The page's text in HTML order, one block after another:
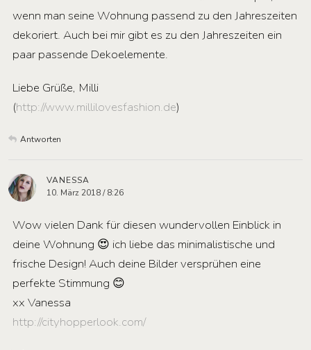
wenn man seine Wohnung passend zu den Jahreszeiten
dekoriert. Auch bei mir gibt es zu den Jahreszeiten ein
paar passende Dekoelemente.
Liebe Grüße, Milli
(http://www.millilovesfashion.de)
Antworten
VANESSA
10. März 2018 / 8:26
Wow vielen Dank für diesen wundervollen Einblick in
deine Wohnung 😍 ich liebe das minimalistische und
frische Design! Auch deine Bilder versprühen eine
perfekte Stimmung 😊
xx Vanessa
http://cityhopperlook.com/